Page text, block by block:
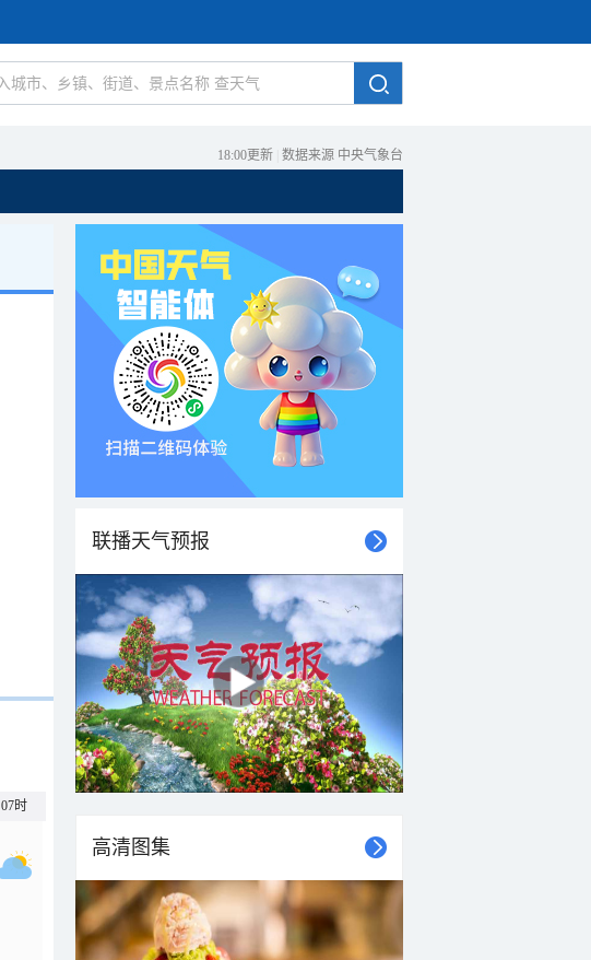
18:00更新 数据来源 中央气象台
07时
联播天气预报
高清图集